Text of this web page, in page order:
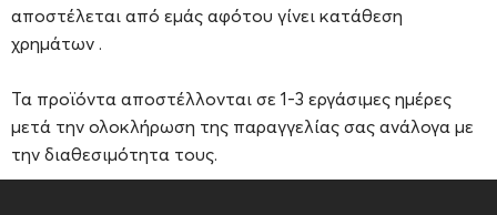
αποστέλεται από εμάς αφότου γίνει κατάθεση
χρημάτων .
Τα προϊόντα αποστέλλονται σε 1-3 εργάσιμες ημέρες
μετά την ολοκλήρωση της παραγγελίας σας ανάλογα με
την διαθεσιμότητα τους.